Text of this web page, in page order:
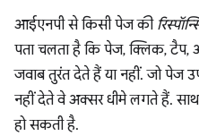
आईएनपी से किसी पेज की
पता चलता है कि पेज, क्लिक, टैप,
जवाब तुरंत देते हैं या नहीं. जो पेज
नहीं देते वे अक्सर धीमे लगते हैं.
हो सकती है.